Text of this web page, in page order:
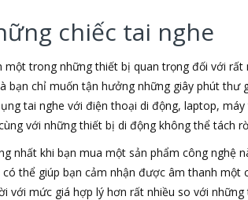
chiếc tai nghe
trong những thiết bị quan trọng đối với
bạn chỉ muốn tận hưởng những giây phút
tai nghe với điện thoại di động, laptop,
với những thiết bị di động không thể tách
nhất khi bạn mua một sản phẩm công nghệ
thể giúp bạn cảm nhận được âm thanh
với mức giá hợp lý hơn rất nhiều so với